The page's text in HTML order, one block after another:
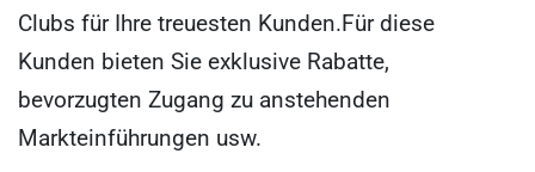
Clubs für Ihre treuesten Kunden.Für diese
Kunden bieten Sie exklusive Rabatte,
bevorzugten Zugang zu anstehenden
Markteinführungen usw.